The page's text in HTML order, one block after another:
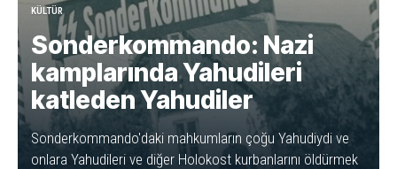
KÜLTÜR
Sonderkommando: Nazi
kamplarında Yahudileri
katleden Yahudiler
Sonderkommando'daki mahkumların çoğu Yahudiydi ve
onlara Yahudileri ve diğer Holokost kurbanlarını öldürmek